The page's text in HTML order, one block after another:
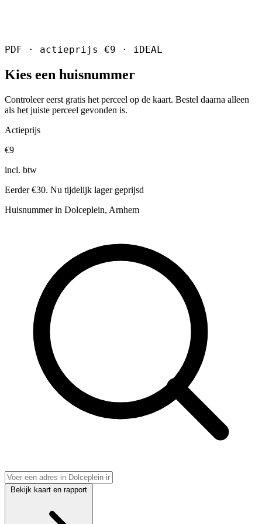
PDF · actieprijs €9 · iDEAL
Kies een huisnummer
Controleer eerst gratis het perceel op de kaart. Bestel daarna alleen
als het juiste perceel gevonden is.
Actieprijs
€9
incl. btw
Eerder €30. Nu tijdelijk lager geprijsd
Huisnummer in Dolceplein, Arnhem
Bekijk kaart en rapport